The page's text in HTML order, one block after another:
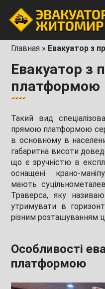
Главная » Евакуатор з
Евакуатор з
платформою
Такий вид
прямою платформою
в основному в
габаритна висоти
що є зручністю в
оснащені крано-
мають
Траверса, яку
утримувати в
різним розташуванням
Особливості
платформою